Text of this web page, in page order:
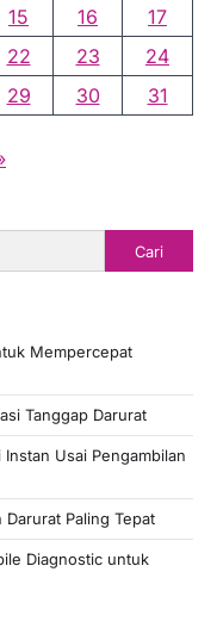
15 16
17
22 23
24
29 30 31
Cari
Mempercepat
Tanggap Darurat
Usai Pengambilan
Paling Tepat
Diagnostic untuk